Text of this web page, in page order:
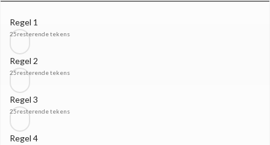
Regel 1
25resterende tekens
Regel 2
25resterende tekens
Regel 3
25resterende tekens
Regel 4